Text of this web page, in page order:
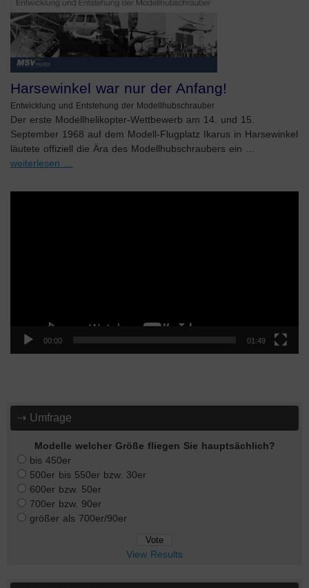
Harsewinkel war nur der Anfang!
Entwicklung und Entstehung der Modellhubschrauber
Der erste Modellhelikopter-Wettbewerb am 14. und 15.
September 1968 auf dem Modell-Flugplatz Ikarus in Harsewinkel
läutete offiziell die Ära des Modellhubschraubers ein …
weiterlesen …
00:00 01:49
⇢ Umfrage
Modelle welcher Größe fliegen Sie hauptsächlich?
bis 450er
500er bis 550er bzw. 30er
600er bzw. 50er
700er bzw. 90er
größer als 700er/90er
View Results